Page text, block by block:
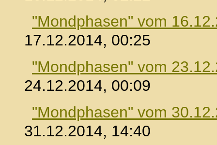
"Mondphasen" vom
17.12.2014, 00:25
"Mondphasen" vom
24.12.2014, 00:09
"Mondphasen" vom
31.12.2014, 14:40